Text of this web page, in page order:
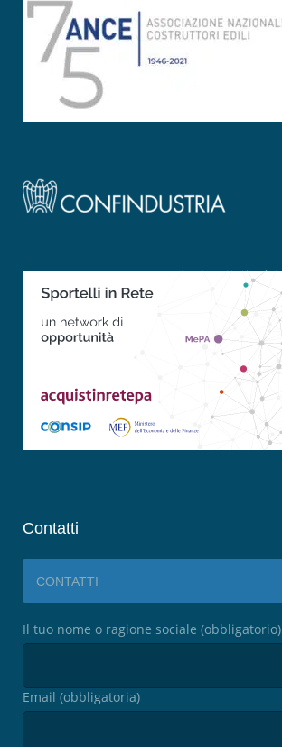
Contatti
CONTATTI
Il tuo nome o ragione sociale (obbligatorio)
Email (obbligatoria)